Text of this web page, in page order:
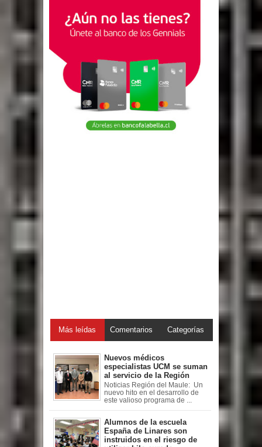
Más leídas Comentarios Categorías
Nuevos médicos
especialistas UCM se suman
al servicio de la Región
Noticias Región del Maule: Un
nuevo hito en el desarrollo de
este valioso programa de ...
Alumnos de la escuela
España de Linares son
instruidos en el riesgo de